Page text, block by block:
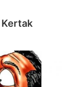
Kertak